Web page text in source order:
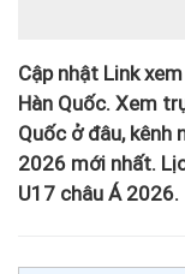
Cập nhật Link
Hàn Quốc. Xem
Quốc ở đâu, kênh
2026 mới nhất.
U17 châu Á 2026.